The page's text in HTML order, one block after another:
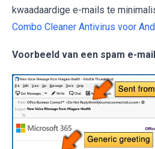
kwaadaardige e-mails te
Combo Cleaner Antivirus voor
Voorbeeld van een spam e-